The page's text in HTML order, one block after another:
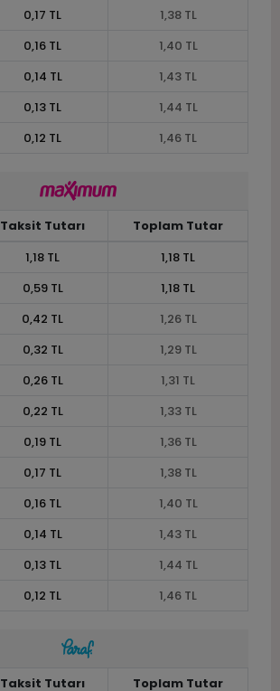
0,17 TL
1,38 TL
0,16 TL
1,40 TL
0,14 TL
1,43 TL
0,13 TL
1,44 TL
0,12 TL 1,46 TL
Taksit Tutarı
Toplam Tutar
1,18 TL
1,18 TL
0,59 TL
1,18 TL
0,42 TL
1,26 TL
0,32 TL
1,29 TL
0,26 TL
1,31 TL
0,22 TL
1,33 TL
0,19 TL
1,36 TL
0,17 TL
1,38 TL
0,16 TL
1,40 TL
0,14 TL
1,43 TL
0,13 TL
1,44 TL
0,12 TL 1,46 TL
Taksit Tutarı
Toplam Tutar